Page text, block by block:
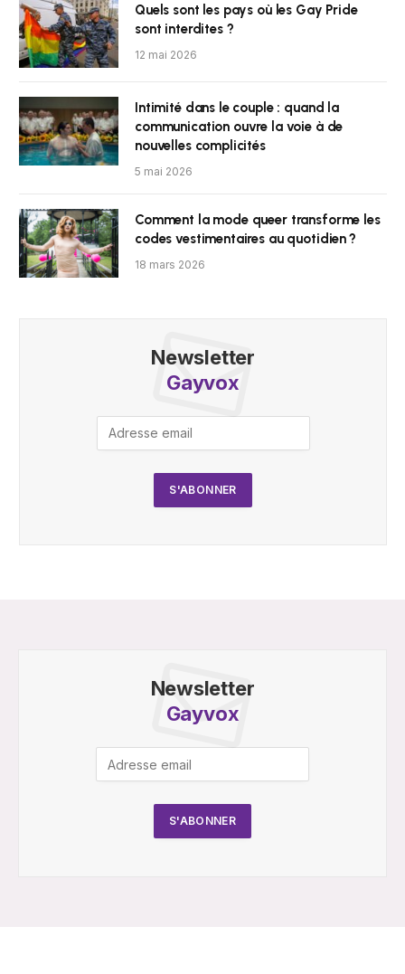
Quels sont les pays où les Gay Pride
sont interdites ?
12 mai 2026
Intimité dans le couple : quand la
communication ouvre la voie à de
nouvelles complicités
5 mai 2026
Comment la mode queer transforme les
codes vestimentaires au quotidien ?
18 mars 2026
Newsletter
Gayvox
Newsletter
Gayvox